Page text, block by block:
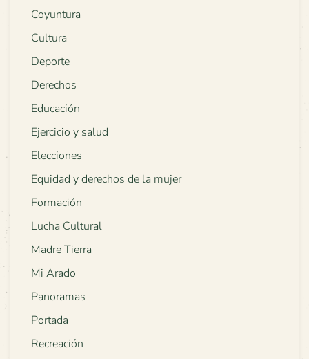
Coyuntura
Cultura
Deporte
Derechos
Educación
Ejercicio y salud
Elecciones
Equidad y derechos de la mujer
Formación
Lucha Cultural
Madre Tierra
Mi Arado
Panoramas
Portada
Recreación